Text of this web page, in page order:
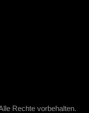
Rechte vorbehalten.